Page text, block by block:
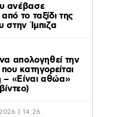
ανέβασε
το ταξίδι της
στην Ίμπιζα
απολογηθεί την
κατηγορείται
– «Είναι αθώα»
| 14:26